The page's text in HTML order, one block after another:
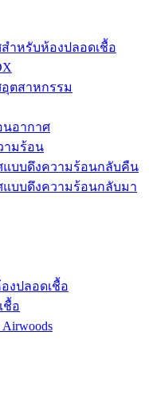
ำหรับห้องปลอดเชื้อ
ตสาหกรรม
นอากาศ
ามร้อน
แบบดึงความร้อนกลับคืน
แบบดึงความร้อนกลับมา
งปลอดเชื้อ
ชื้อ